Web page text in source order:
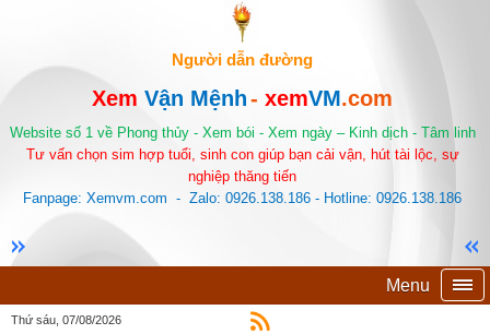
Người dẫn đường
Xem Vận Mệnh- xemVM.com
Website số 1 về Phong thủy - Xem bói - Xem ngày – Kinh dịch - Tâm linh
Tư vấn chọn sim hợp tuổi, sinh con giúp bạn cải vận, hút tài lộc, sự
nghiệp thăng tiến
Fanpage: Xemvm.com - Zalo: 0926.138.186 - Hotline: 0926.138.186
Menu
Thứ sáu, 07/08/2026